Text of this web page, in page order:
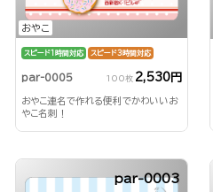
おやこ
スピード1時間対応 スピード3時間対応
par-0005 100枚 2,530円
おやこ連名で作れる便利でかわいいお
やこ名刺！
par-0003